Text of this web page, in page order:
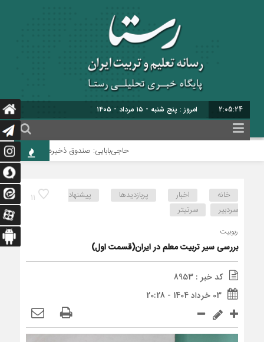
2:05:25 امروز : پنج شنبه - ۱۵ مرداد - ۱۴۰۵
حاجی‌بابایی: صندوق ذخیره فرهنگیان
11 خانه اخبار پربازدیدها
پیشنهاد
سردبیر
سرتیتر
ربوبیت
بررسی سیر تربیت معلم در ایران(قسمت اول)
کد خبر : 8953
03 خرداد 1404 - 20:28